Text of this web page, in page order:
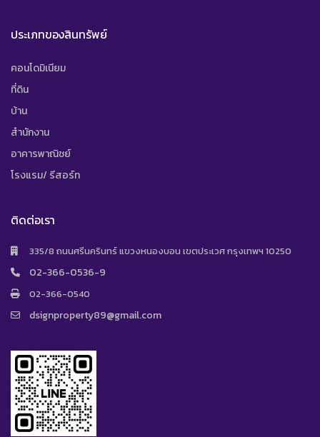
ประเภทของสินทรัพย์
คอนโดมิเนียม
ที่ดิน
บ้าน
สำนักงาน
อาคารพาณิชย์
โรงแรม/ รีสอร์ท
ติดต่อเรา
335/8 ถนนศรีนครินทร์ แขวงหนองบอน เขตประเวศ กรุงเทพฯ 10250
02-366-0536-9
02-366-0540
dsignproperty89@gmail.com